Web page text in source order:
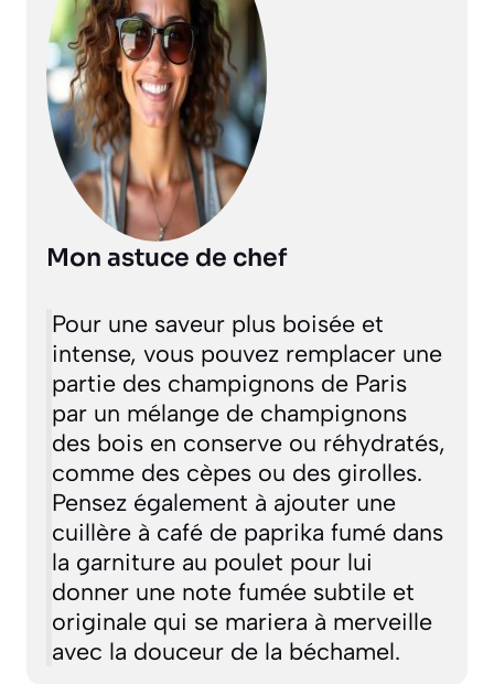
Mon astuce de chef
Pour une saveur plus boisée et
intense, vous pouvez remplacer une
partie des champignons de Paris
par un mélange de champignons
des bois en conserve ou réhydratés,
comme des cèpes ou des girolles.
Pensez également à ajouter une
cuillère à café de paprika fumé dans
la garniture au poulet pour lui
donner une note fumée subtile et
originale qui se mariera à merveille
avec la douceur de la béchamel.